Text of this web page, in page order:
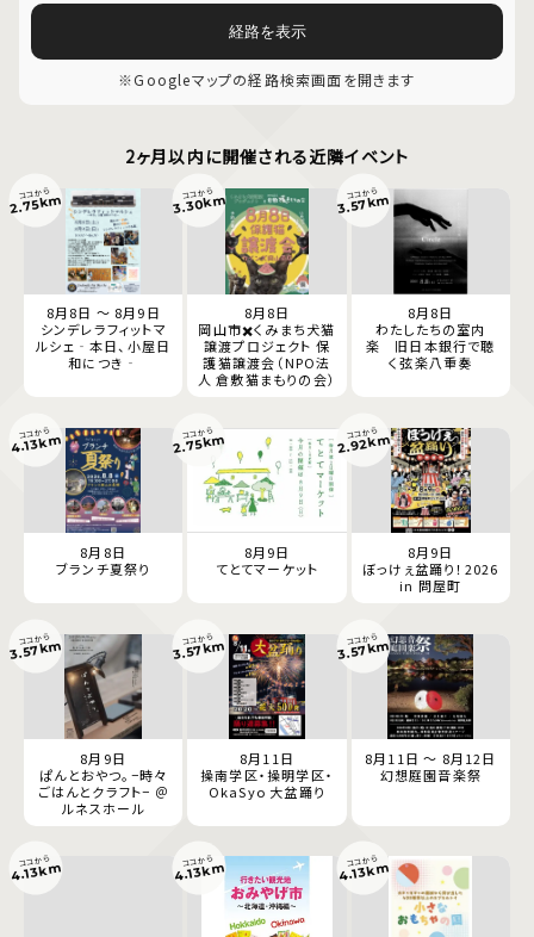
経路を表示
※Googleマップの経路検索画面を開きます
2ヶ月以内に開催される近隣イベント
8月8日 ～ 8月9日
シンデレラフィットマ
ルシェ‐本日、小屋日
和につき‐
ココから
2.75km
8月8日
岡山市✖️くみまち犬猫
譲渡プロジェクト 保
護猫譲渡会（NPO法
人 倉敷猫まもりの会）
ココから
3.30km
8月8日
わたしたちの室内
楽 旧日本銀行で聴
く弦楽八重奏
ココから
3.57km
8月8日
ブランチ夏祭り
ココから
4.13km
8月9日
てとてマーケット
ココから
2.75km
8月9日
ぼっけぇ盆踊り！2026
in 問屋町
ココから
2.92km
8月9日
ぱんとおやつ。−時々
ごはんとクラフト− ＠
ルネスホール
ココから
3.57km
8月11日
操南学区・操明学区・
OkaSyo 大盆踊り
ココから
3.57km
8月11日 ～ 8月12日
幻想庭園音楽祭
ココから
3.57km
ココから
4.13km ココから
4.13km ココから
4.13km